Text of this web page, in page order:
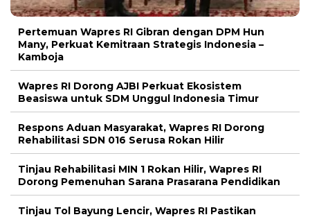
Pertemuan Wapres RI Gibran dengan DPM Hun
Many, Perkuat Kemitraan Strategis Indonesia –
Kamboja
Wapres RI Dorong AJBI Perkuat Ekosistem
Beasiswa untuk SDM Unggul Indonesia Timur
Respons Aduan Masyarakat, Wapres RI Dorong
Rehabilitasi SDN 016 Serusa Rokan Hilir
Tinjau Rehabilitasi MIN 1 Rokan Hilir, Wapres RI
Dorong Pemenuhan Sarana Prasarana Pendidikan
Tinjau Tol Bayung Lencir, Wapres RI Pastikan